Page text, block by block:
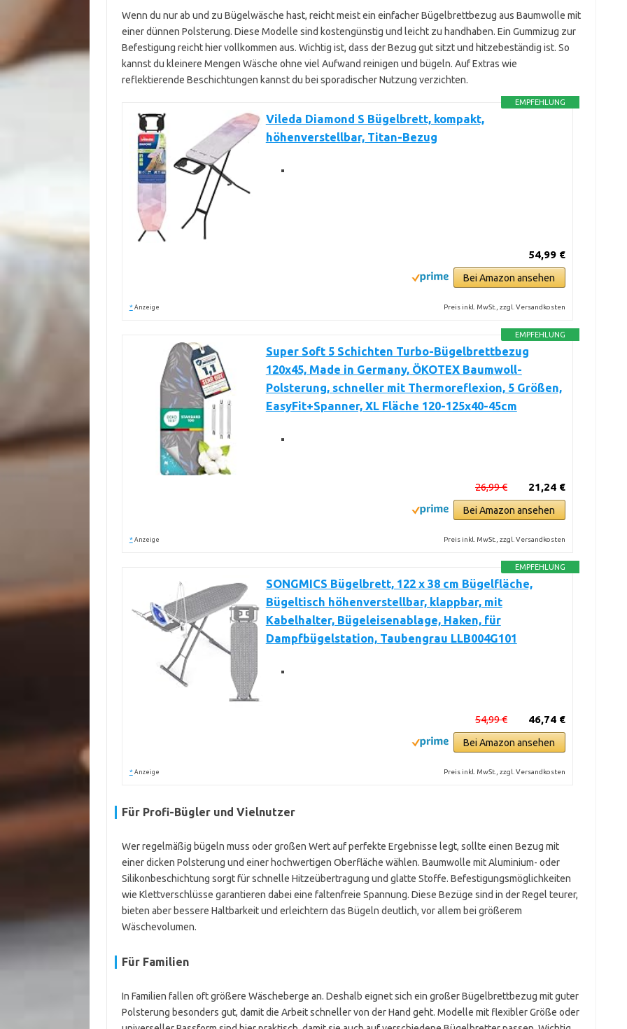
Wenn du nur ab und zu Bügelwäsche hast, reicht meist ein einfacher Bügelbrettbezug aus Baumwolle mit
einer dünnen Polsterung. Diese Modelle sind kostengünstig und leicht zu handhaben. Ein Gummizug zur
Befestigung reicht hier vollkommen aus. Wichtig ist, dass der Bezug gut sitzt und hitzebeständig ist. So
kannst du kleinere Mengen Wäsche ohne viel Aufwand reinigen und bügeln. Auf Extras wie
reflektierende Beschichtungen kannst du bei sporadischer Nutzung verzichten.
EMPFEHLUNG
Vileda Diamond S Bügelbrett, kompakt,
höhenverstellbar, Titan-Bezug
54,99 €
Bei Amazon ansehen
* Anzeige Preis inkl. MwSt., zzgl. Versandkosten
EMPFEHLUNG
Super Soft 5 Schichten Turbo-Bügelbrettbezug
120x45, Made in Germany, ÖKOTEX Baumwoll-
Polsterung, schneller mit Thermoreflexion, 5 Größen,
EasyFit+Spanner, XL Fläche 120-125x40-45cm
21,24 €
26,99 €
Bei Amazon ansehen
* Anzeige Preis inkl. MwSt., zzgl. Versandkosten
EMPFEHLUNG
SONGMICS Bügelbrett, 122 x 38 cm Bügelfläche,
Bügeltisch höhenverstellbar, klappbar, mit
Kabelhalter, Bügeleisenablage, Haken, für
Dampfbügelstation, Taubengrau LLB004G101
46,74 €
54,99 €
Bei Amazon ansehen
* Anzeige Preis inkl. MwSt., zzgl. Versandkosten
Für Profi-Bügler und Vielnutzer
Wer regelmäßig bügeln muss oder großen Wert auf perfekte Ergebnisse legt, sollte einen Bezug mit
einer dicken Polsterung und einer hochwertigen Oberfläche wählen. Baumwolle mit Aluminium- oder
Silikonbeschichtung sorgt für schnelle Hitzeübertragung und glatte Stoffe. Befestigungsmöglichkeiten
wie Klettverschlüsse garantieren dabei eine faltenfreie Spannung. Diese Bezüge sind in der Regel teurer,
bieten aber bessere Haltbarkeit und erleichtern das Bügeln deutlich, vor allem bei größerem
Wäschevolumen.
Für Familien
In Familien fallen oft größere Wäscheberge an. Deshalb eignet sich ein großer Bügelbrettbezug mit guter
Polsterung besonders gut, damit die Arbeit schneller von der Hand geht. Modelle mit flexibler Größe oder